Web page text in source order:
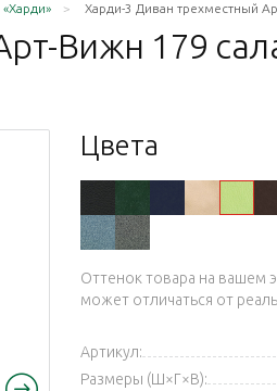
Харди-3 Диван трехместный
Вижн 179
Цвета
Оттенок товара на вашем
может отличаться от
Артикул:
Размеры (Ш×Г×В):